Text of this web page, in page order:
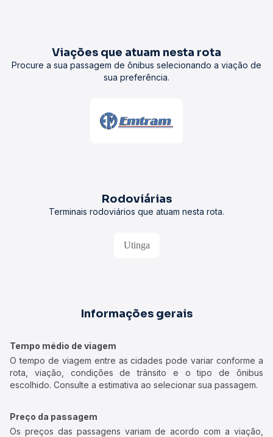
Viações que atuam nesta rota
Procure a sua passagem de ônibus selecionando a viação de
sua preferência.
Rodoviárias
Terminais rodoviários que atuam nesta rota.
Utinga
Informações gerais
Tempo médio de viagem
O tempo de viagem entre as cidades pode variar conforme a
rota, viação, condições de trânsito e o tipo de ônibus
escolhido. Consulte a estimativa ao selecionar sua passagem.
Preço da passagem
Os preços das passagens variam de acordo com a viação,